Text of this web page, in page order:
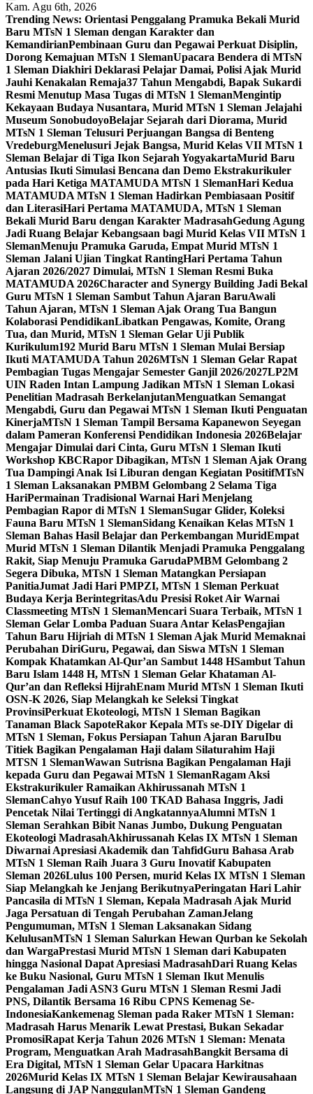
Kam. Agu 6th, 2026
Trending News: Orientasi Penggalang Pramuka Bekali Murid
Baru MTsN 1 Sleman dengan Karakter dan
KemandirianPembinaan Guru dan Pegawai Perkuat Disiplin,
Dorong Kemajuan MTsN 1 SlemanUpacara Bendera di MTsN
1 Sleman Diakhiri Deklarasi Pelajar Damai, Polisi Ajak Murid
Jauhi Kenakalan Remaja37 Tahun Mengabdi, Bapak Sukardi
Resmi Menutup Masa Tugas di MTsN 1 SlemanMengintip
Kekayaan Budaya Nusantara, Murid MTsN 1 Sleman Jelajahi
Museum SonobudoyoBelajar Sejarah dari Diorama, Murid
MTsN 1 Sleman Telusuri Perjuangan Bangsa di Benteng
VredeburgMenelusuri Jejak Bangsa, Murid Kelas VII MTsN 1
Sleman Belajar di Tiga Ikon Sejarah YogyakartaMurid Baru
Antusias Ikuti Simulasi Bencana dan Demo Ekstrakurikuler
pada Hari Ketiga MATAMUDA MTsN 1 SlemanHari Kedua
MATAMUDA MTsN 1 Sleman Hadirkan Pembiasaan Positif
dan LiterasiHari Pertama MATAMUDA, MTsN 1 Sleman
Bekali Murid Baru dengan Karakter MadrasahGedung Agung
Jadi Ruang Belajar Kebangsaan bagi Murid Kelas VII MTsN 1
SlemanMenuju Pramuka Garuda, Empat Murid MTsN 1
Sleman Jalani Ujian Tingkat RantingHari Pertama Tahun
Ajaran 2026/2027 Dimulai, MTsN 1 Sleman Resmi Buka
MATAMUDA 2026Character and Synergy Building Jadi Bekal
Guru MTsN 1 Sleman Sambut Tahun Ajaran BaruAwali
Tahun Ajaran, MTsN 1 Sleman Ajak Orang Tua Bangun
Kolaborasi PendidikanLibatkan Pengawas, Komite, Orang
Tua, dan Murid, MTsN 1 Sleman Gelar Uji Publik
Kurikulum192 Murid Baru MTsN 1 Sleman Mulai Bersiap
Ikuti MATAMUDA Tahun 2026MTsN 1 Sleman Gelar Rapat
Pembagian Tugas Mengajar Semester Ganjil 2026/2027LP2M
UIN Raden Intan Lampung Jadikan MTsN 1 Sleman Lokasi
Penelitian Madrasah BerkelanjutanMenguatkan Semangat
Mengabdi, Guru dan Pegawai MTsN 1 Sleman Ikuti Penguatan
KinerjaMTsN 1 Sleman Tampil Bersama Kapanewon Seyegan
dalam Pameran Konferensi Pendidikan Indonesia 2026Belajar
Mengajar Dimulai dari Cinta, Guru MTsN 1 Sleman Ikuti
Workshop KBCRapor Dibagikan, MTsN 1 Sleman Ajak Orang
Tua Dampingi Anak Isi Liburan dengan Kegiatan PositifMTsN
1 Sleman Laksanakan PMBM Gelombang 2 Selama Tiga
HariPermainan Tradisional Warnai Hari Menjelang
Pembagian Rapor di MTsN 1 SlemanSugar Glider, Koleksi
Fauna Baru MTsN 1 SlemanSidang Kenaikan Kelas MTsN 1
Sleman Bahas Hasil Belajar dan Perkembangan MuridEmpat
Murid MTsN 1 Sleman Dilantik Menjadi Pramuka Penggalang
Rakit, Siap Menuju Pramuka GarudaPMBM Gelombang 2
Segera Dibuka, MTsN 1 Sleman Matangkan Persiapan
PanitiaJumat Jadi Hari PMPZI, MTsN 1 Sleman Perkuat
Budaya Kerja BerintegritasAdu Presisi Roket Air Warnai
Classmeeting MTsN 1 SlemanMencari Suara Terbaik, MTsN 1
Sleman Gelar Lomba Paduan Suara Antar KelasPengajian
Tahun Baru Hijriah di MTsN 1 Sleman Ajak Murid Memaknai
Perubahan DiriGuru, Pegawai, dan Siswa MTsN 1 Sleman
Kompak Khatamkan Al-Qur’an Sambut 1448 HSambut Tahun
Baru Islam 1448 H, MTsN 1 Sleman Gelar Khataman Al-
Qur’an dan Refleksi HijrahEnam Murid MTsN 1 Sleman Ikuti
OSN-K 2026, Siap Melangkah ke Seleksi Tingkat
ProvinsiPerkuat Ekoteologi, MTsN 1 Sleman Bagikan
Tanaman Black SapoteRakor Kepala MTs se-DIY Digelar di
MTsN 1 Sleman, Fokus Persiapan Tahun Ajaran BaruIbu
Titiek Bagikan Pengalaman Haji dalam Silaturahim Haji
MTSN 1 SlemanWawan Sutrisna Bagikan Pengalaman Haji
kepada Guru dan Pegawai MTsN 1 SlemanRagam Aksi
Ekstrakurikuler Ramaikan Akhirussanah MTsN 1
SlemanCahyo Yusuf Raih 100 TKAD Bahasa Inggris, Jadi
Pencetak Nilai Tertinggi di AngkatannyaAlumni MTsN 1
Sleman Serahkan Bibit Nanas Jumbo, Dukung Penguatan
Ekoteologi MadrasahAkhirussanah Kelas IX MTsN 1 Sleman
Diwarnai Apresiasi Akademik dan TahfidGuru Bahasa Arab
MTsN 1 Sleman Raih Juara 3 Guru Inovatif Kabupaten
Sleman 2026Lulus 100 Persen, murid Kelas IX MTsN 1 Sleman
Siap Melangkah ke Jenjang BerikutnyaPeringatan Hari Lahir
Pancasila di MTsN 1 Sleman, Kepala Madrasah Ajak Murid
Jaga Persatuan di Tengah Perubahan ZamanJelang
Pengumuman, MTsN 1 Sleman Laksanakan Sidang
KelulusanMTsN 1 Sleman Salurkan Hewan Qurban ke Sekolah
dan WargaPrestasi Murid MTsN 1 Sleman dari Kabupaten
hingga Nasional Dapat Apresiasi MadrasahDari Ruang Kelas
ke Buku Nasional, Guru MTsN 1 Sleman Ikut Menulis
Pengalaman Jadi ASN3 Guru MTsN 1 Sleman Resmi Jadi
PNS, Dilantik Bersama 16 Ribu CPNS Kemenag Se-
IndonesiaKankemenag Sleman pada Raker MTsN 1 Sleman:
Madrasah Harus Menarik Lewat Prestasi, Bukan Sekadar
PromosiRapat Kerja Tahun 2026 MTsN 1 Sleman: Menata
Program, Menguatkan Arah MadrasahBangkit Bersama di
Era Digital, MTsN 1 Sleman Gelar Upacara Harkitnas
2026Murid Kelas IX MTsN 1 Sleman Belajar Kewirausahaan
Langsung di JAP NanggulanMTsN 1 Sleman Gandeng